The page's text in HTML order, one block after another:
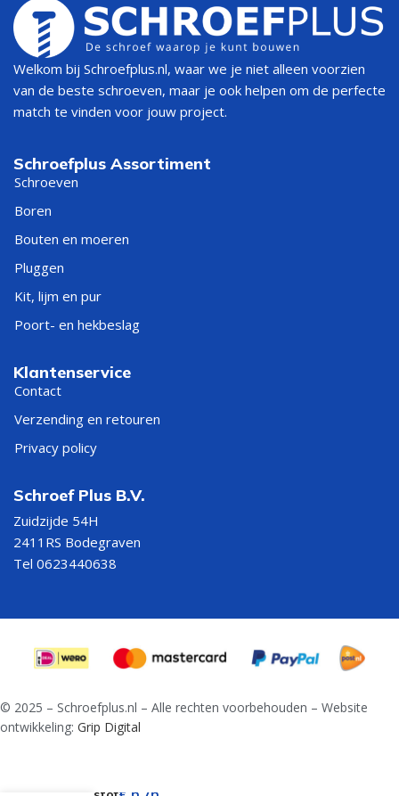
Welkom bij Schroefplus.nl, waar we je niet alleen voorzien
van de beste schroeven, maar je ook helpen om de perfecte
match te vinden voor jouw project.
Schroefplus Assortiment
Schroeven
Boren
Bouten en moeren
Pluggen
Kit, lijm en pur
Poort- en hekbeslag
Klantenservice
Contact
Verzending en retouren
Privacy policy
Schroef Plus B.V.
Zuidzijde 54H
2411RS Bodegraven
Tel 0623440638
© 2025 – Schroefplus.nl – Alle rechten voorbehouden – Website
ontwikkeling: Grip Digital